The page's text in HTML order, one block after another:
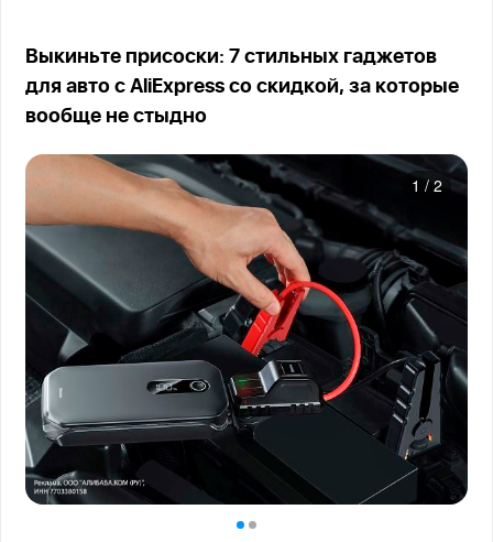
Выкиньте присоски: 7 стильных гаджетов
для авто с AliExpress со скидкой, за которые
вообще не стыдно
1 / 2